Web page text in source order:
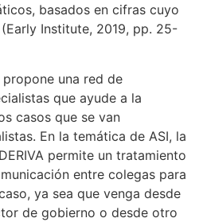
basados en cifras cuyo
Institute, 2019, pp. 25-
propone una red de
que ayude a la
casos que se van
En la temática de ASI, la
permite un tratamiento
entre colegas para
ya sea que venga desde
de gobierno o desde otro